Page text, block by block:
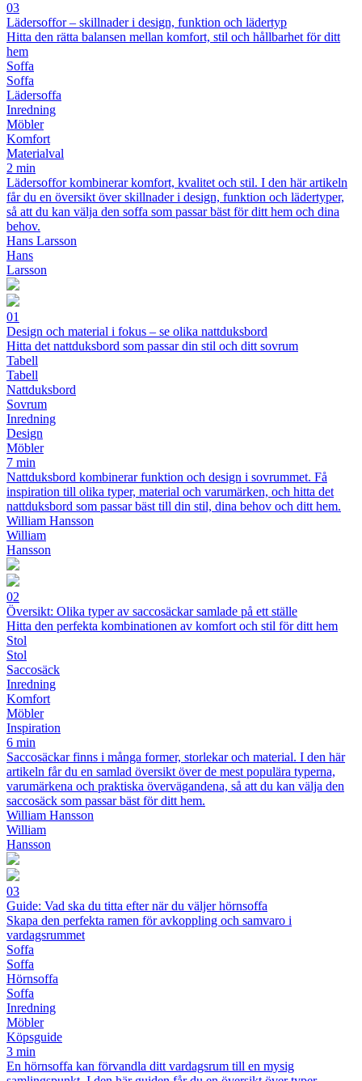
03
Lädersoffor – skillnader i design, funktion och lädertyp
Hitta den rätta balansen mellan komfort, stil och hållbarhet för ditt
hem
Soffa
Soffa
Lädersoffa
Inredning
Möbler
Komfort
Materialval
2 min
Lädersoffor kombinerar komfort, kvalitet och stil. I den här artikeln
får du en översikt över skillnader i design, funktion och lädertyper,
så att du kan välja den soffa som passar bäst för ditt hem och dina
behov.
Hans Larsson
Hans
Larsson
01
Design och material i fokus – se olika nattduksbord
Hitta det nattduksbord som passar din stil och ditt sovrum
Tabell
Tabell
Nattduksbord
Sovrum
Inredning
Design
Möbler
7 min
Nattduksbord kombinerar funktion och design i sovrummet. Få
inspiration till olika typer, material och varumärken, och hitta det
nattduksbord som passar bäst till din stil, dina behov och ditt hem.
William Hansson
William
Hansson
02
Översikt: Olika typer av saccosäckar samlade på ett ställe
Hitta den perfekta kombinationen av komfort och stil för ditt hem
Stol
Stol
Saccosäck
Inredning
Komfort
Möbler
Inspiration
6 min
Saccosäckar finns i många former, storlekar och material. I den här
artikeln får du en samlad översikt över de mest populära typerna,
varumärkena och praktiska övervägandena, så att du kan välja den
saccosäck som passar bäst för ditt hem.
William Hansson
William
Hansson
03
Guide: Vad ska du titta efter när du väljer hörnsoffa
Skapa den perfekta ramen för avkoppling och samvaro i
vardagsrummet
Soffa
Soffa
Hörnsoffa
Soffa
Inredning
Möbler
Köpsguide
3 min
En hörnsoffa kan förvandla ditt vardagsrum till en mysig